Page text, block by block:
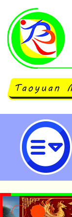
修正「桃
規定，其
及表揚實
民中學